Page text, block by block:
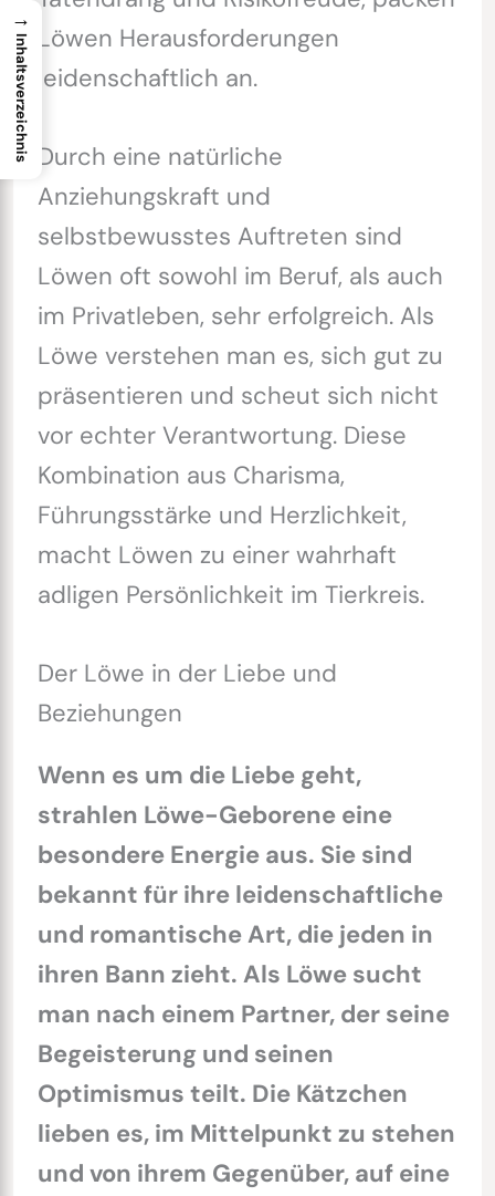
Löwen Herausforderungen
leidenschaftlich an.
Durch eine natürliche
Anziehungskraft und
selbstbewusstes Auftreten sind
Löwen oft sowohl im Beruf, als auch
im Privatleben, sehr erfolgreich. Als
Löwe verstehen man es, sich gut zu
präsentieren und scheut sich nicht
vor echter Verantwortung. Diese
Kombination aus Charisma,
Führungsstärke und Herzlichkeit,
macht Löwen zu einer wahrhaft
adligen Persönlichkeit im Tierkreis.
Der Löwe in der Liebe und
Beziehungen
Wenn es um die Liebe geht,
strahlen Löwe-Geborene eine
besondere Energie aus. Sie sind
bekannt für ihre leidenschaftliche
und romantische Art, die jeden in
ihren Bann zieht. Als Löwe sucht
man nach einem Partner, der seine
Begeisterung und seinen
Optimismus teilt. Die Kätzchen
lieben es, im Mittelpunkt zu stehen
und von ihrem Gegenüber, auf eine
→
Inhaltsverzeichnis